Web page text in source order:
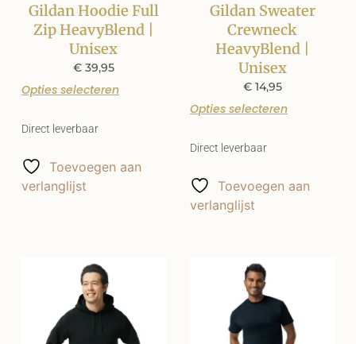
Gildan Hoodie Full
Zip HeavyBlend |
Unisex
€39,95
Opties selecteren
Direct leverbaar
Toevoegen aan
verlanglijst
Gildan Sweater
Crewneck
HeavyBlend |
Unisex
€14,95
Opties selecteren
Direct leverbaar
Toevoegen aan
verlanglijst